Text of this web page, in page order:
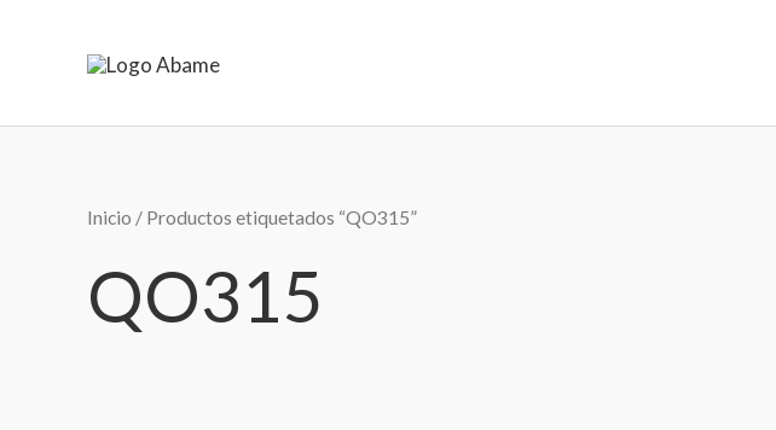
Inicio / Productos etiquetados “QO315”
QO315